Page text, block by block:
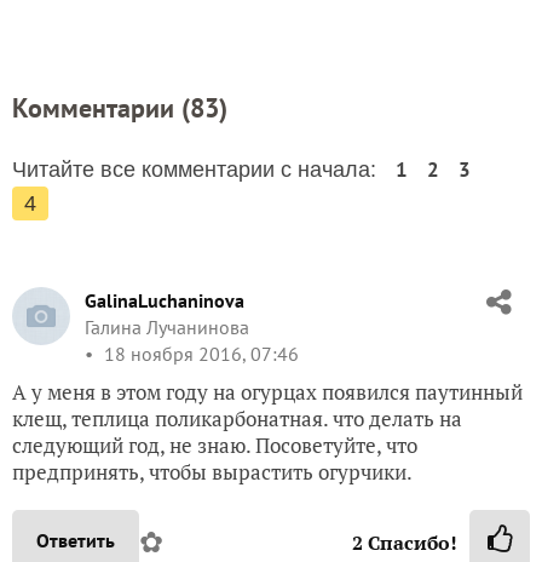
Комментарии (83)
Читайте все комментарии с начала: 1 2 3
4
GalinaLuchaninova
Галина Лучанинова
18 ноября 2016, 07:46
А у меня в этом году на огурцах появился паутинный
клещ, теплица поликарбонатная. что делать на
следующий год, не знаю. Посоветуйте, что
предпринять, чтобы вырастить огурчики.
Ответить ✿ 2 Спасибо!